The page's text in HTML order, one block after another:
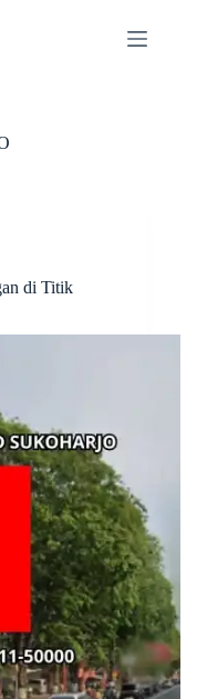
di Titik